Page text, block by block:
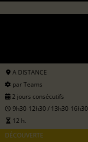
A DISTANCE
par Teams
2 jours consécutifs
9h30-12h30 / 13h30-16h30
12 h.
DÉCOUVERTE